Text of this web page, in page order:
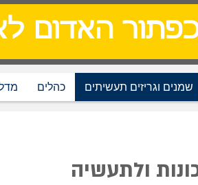
כהלים שמנים וגריזים תעשיתים
ולתעשיה
האדום